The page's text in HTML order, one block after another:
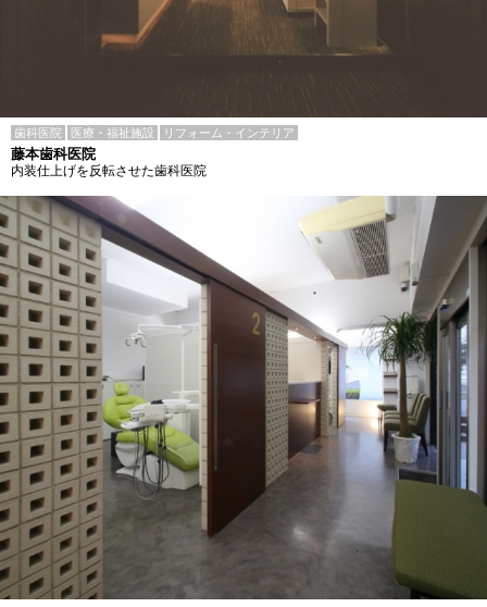
歯科医院 医療・福祉施設 リフォーム・インテリア
藤本歯科医院
内装仕上げを反転させた歯科医院